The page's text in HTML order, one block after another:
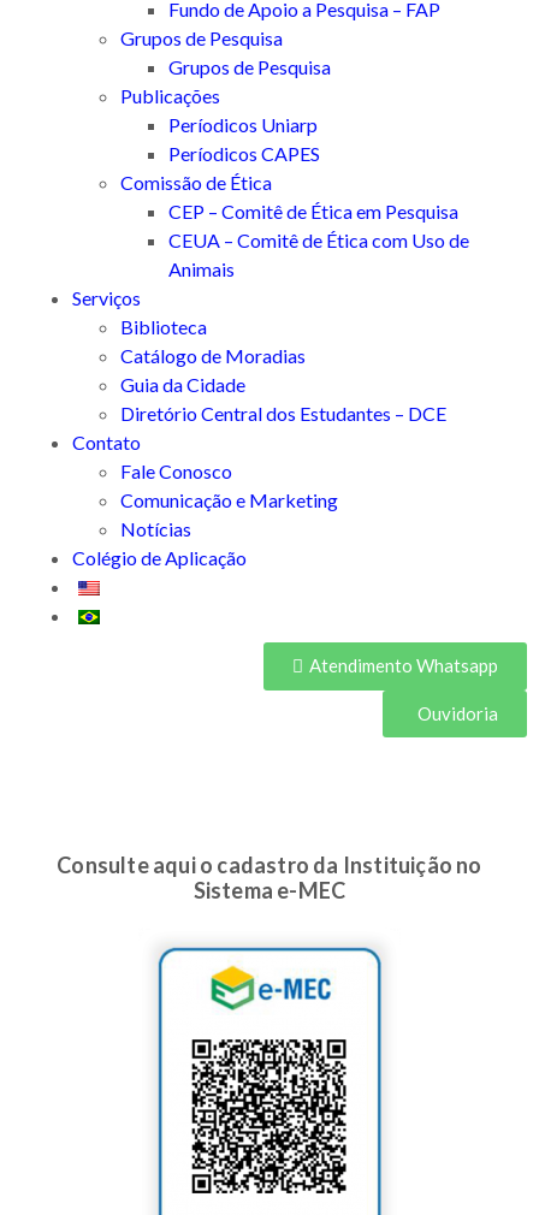
Fundo de Apoio a Pesquisa – FAP
Grupos de Pesquisa
Grupos de Pesquisa
Publicações
Períodicos Uniarp
Períodicos CAPES
Comissão de Ética
CEP – Comitê de Ética em Pesquisa
CEUA – Comitê de Ética com Uso de
Animais
Serviços
Biblioteca
Catálogo de Moradias
Guia da Cidade
Diretório Central dos Estudantes – DCE
Contato
Fale Conosco
Comunicação e Marketing
Notícias
Colégio de Aplicação
Atendimento Whatsapp
Ouvidoria
Consulte aqui o cadastro da Instituição no
Sistema e-MEC